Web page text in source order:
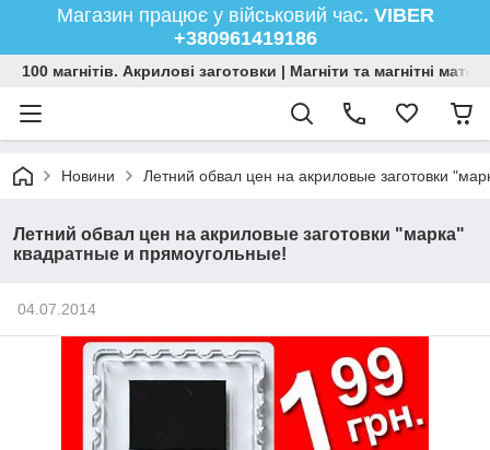
Магазин працює у військовий час. VIBER
+380961419186
100 магнітів. Акрилові заготовки | Магніти та магнітні
Новини Летний обвал цен на акриловые заготовки
Летний обвал цен на акриловые заготовки "марка"
квадратные и прямоугольные!
04.07.2014